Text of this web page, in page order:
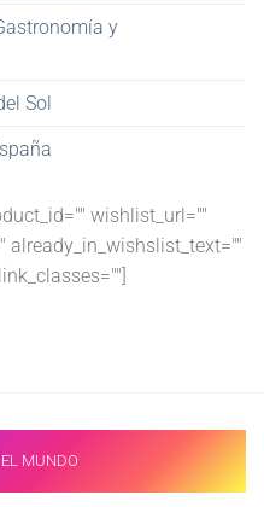
y
Sol
wishlist_url=""
already_in_wishslist_text=""
MUNDO